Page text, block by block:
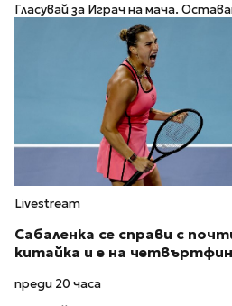
Гласувай за Играч на мача.
Livestream
Сабаленка се справи с
китайка и е на
преди 20 часа